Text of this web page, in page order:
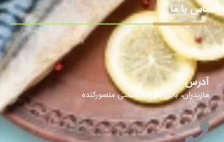
تماس با ما
آدرس
مازندران، بابل شهرک صنعتی منصورکنده